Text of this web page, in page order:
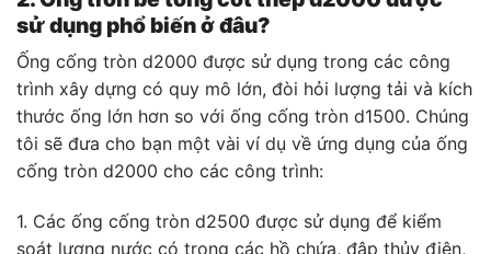
sử dụng phổ biến ở đâu?
Ống cống tròn d2000 được sử dụng trong các công
trình xây dựng có quy mô lớn, đòi hỏi lượng tải và kích
thước ống lớn hơn so với ống cống tròn d1500. Chúng
tôi sẽ đưa cho bạn một vài ví dụ về ứng dụng của ống
cống tròn d2000 cho các công trình:
1. Các ống cống tròn d2500 được sử dụng để kiểm
soát lượng nước có trong các hồ chứa, đập thủy điện,